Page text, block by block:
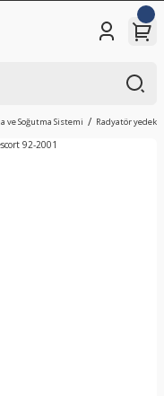
ve Soğutma Sistemi Radyatör yedek